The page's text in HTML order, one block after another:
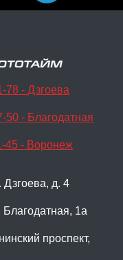
78 - Дзгоева
50 - Благодатная
45 - Воронеж
Дзгоева, д. 4
1а
проспект,